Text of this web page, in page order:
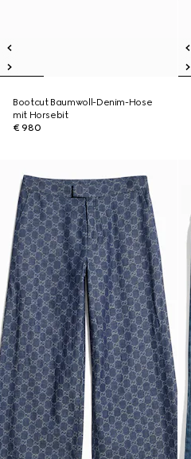
Bootcut Baumwoll-Denim-Hose
mit Horsebit
€ 980